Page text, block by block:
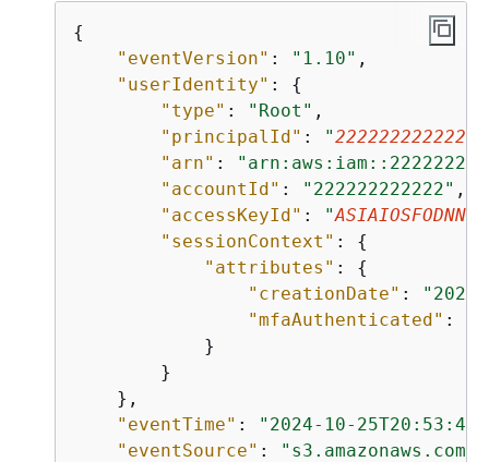
{
"eventVersion" : "1.10" ,
"userIdentity" : {
"type" : "Root" ,
"principalId" : "222222222222
"arn" :
"accountId" : "222222222222" ,
"accessKeyId" : "
"sessionContext" : {
"attributes" : {
"creationDate" :
"mfaAuthenticated" :
            }
        }
    },
"eventTime" :
"2024-10-
"eventSource" : "s3.amazonaws.com"